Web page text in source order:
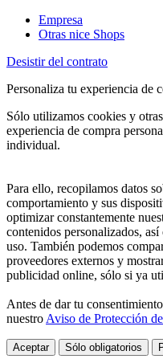
Empresa
Otras nice Shops
Desistir del contrato
Personaliza tu experiencia de
Sólo utilizamos cookies y
experiencia de compra
individual.
Para ello, recopilamos datos
comportamiento y sus
optimizar constantemente
contenidos personalizados,
uso. También podemos
proveedores externos y
publicidad online, sólo si ya
Antes de dar tu
nuestro Aviso de Protección
Aceptar Sólo obligatorios